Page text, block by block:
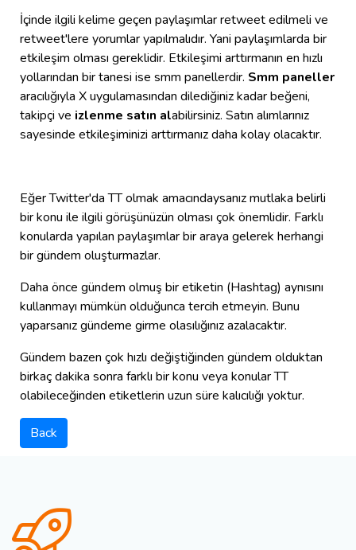
İçinde ilgili kelime geçen paylaşımlar retweet edilmeli ve
retweet'lere yorumlar yapılmalıdır. Yani paylaşımlarda bir
etkileşim olması gereklidir. Etkileşimi arttırmanın en hızlı
yollarından bir tanesi ise smm panellerdir. Smm paneller
aracılığıyla X uygulamasından dilediğiniz kadar beğeni,
takipçi ve izlenme satın alabilirsiniz. Satın alımlarınız
sayesinde etkileşiminizi arttırmanız daha kolay olacaktır.
Eğer Twitter'da TT olmak amacındaysanız mutlaka belirli
bir konu ile ilgili görüşünüzün olması çok önemlidir. Farklı
konularda yapılan paylaşımlar bir araya gelerek herhangi
bir gündem oluşturmazlar.
Daha önce gündem olmuş bir etiketin (Hashtag) aynısını
kullanmayı mümkün olduğunca tercih etmeyin. Bunu
yaparsanız gündeme girme olasılığınız azalacaktır.
Gündem bazen çok hızlı değiştiğinden gündem olduktan
birkaç dakika sonra farklı bir konu veya konular TT
olabileceğinden etiketlerin uzun süre kalıcılığı yoktur.
Back